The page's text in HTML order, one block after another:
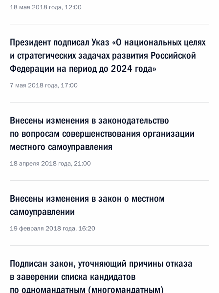
18 мая 2018 года, 12:00
Президент подписал Указ «О национальных целях
и стратегических задачах развития Российской
Федерации на период до 2024 года»
7 мая 2018 года, 17:00
Внесены изменения в законодательство
по вопросам совершенствования организации
местного самоуправления
18 апреля 2018 года, 21:00
Внесены изменения в закон о местном
самоуправлении
19 февраля 2018 года, 16:20
Подписан закон, уточняющий причины отказа
в заверении списка кандидатов
по одномандатным (многомандатным)